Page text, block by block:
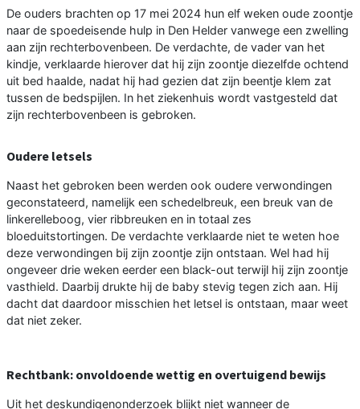
De ouders brachten op 17 mei 2024 hun elf weken oude zoontje
naar de spoedeisende hulp in Den Helder vanwege een zwelling
aan zijn rechterbovenbeen. De verdachte, de vader van het
kindje, verklaarde hierover dat hij zijn zoontje diezelfde ochtend
uit bed haalde, nadat hij had gezien dat zijn beentje klem zat
tussen de bedspijlen. In het ziekenhuis wordt vastgesteld dat
zijn rechterbovenbeen is gebroken.
Oudere letsels
Naast het gebroken been werden ook oudere verwondingen
geconstateerd, namelijk een schedelbreuk, een breuk van de
linkerelleboog, vier ribbreuken en in totaal zes
bloeduitstortingen. De verdachte verklaarde niet te weten hoe
deze verwondingen bij zijn zoontje zijn ontstaan. Wel had hij
ongeveer drie weken eerder een black-out terwijl hij zijn zoontje
vasthield. Daarbij drukte hij de baby stevig tegen zich aan. Hij
dacht dat daardoor misschien het letsel is ontstaan, maar weet
dat niet zeker.
Rechtbank: onvoldoende wettig en overtuigend bewijs
Uit het deskundigenonderzoek blijkt niet wanneer de